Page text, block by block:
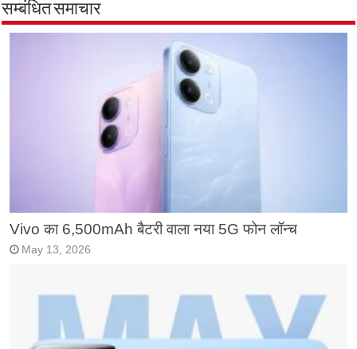
सम्बंधित समाचार
Vivo का 6,500mAh बैटरी वाला नया 5G फोन लॉन्च
May 13, 2026